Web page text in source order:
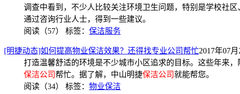
调查中看到，不少人比较关注环境卫生问题，特别是学校社
通过咨询行业人士，得到一些建议。
阅读（57） 标签： 保洁服务
[明捷动态]如何提高物业保洁效果？还得找专业公司帮忙2017年07
打造温馨舒适的环境是不少城市小区追求的目标。这些年来
保洁公司帮忙。据了解，中山明捷保洁公司就能帮您。
阅读（34） 标签： 物业保洁